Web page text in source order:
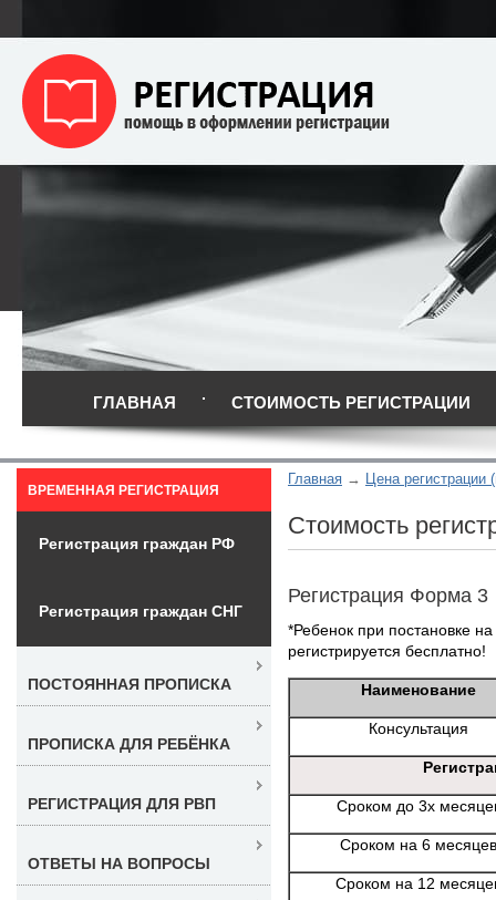
ГЛАВНАЯ СТОИМОСТЬ РЕГИСТРАЦИИ
Главная Цена регистрации
Стоимость
Регистрация Форма 3
*Ребенок при постановке
регистрируется бесплатно!
Наименование
Консультация
Сроком до 3х
Сроком на 6 месяцев
Сроком на 12
ВРЕМЕННАЯ РЕГИСТРАЦИЯ
Регистрация граждан РФ
Регистрация граждан СНГ
ПОСТОЯННАЯ ПРОПИСКА
ПРОПИСКА ДЛЯ РЕБЁНКА
РЕГИСТРАЦИЯ ДЛЯ РВП
ОТВЕТЫ НА ВОПРОСЫ